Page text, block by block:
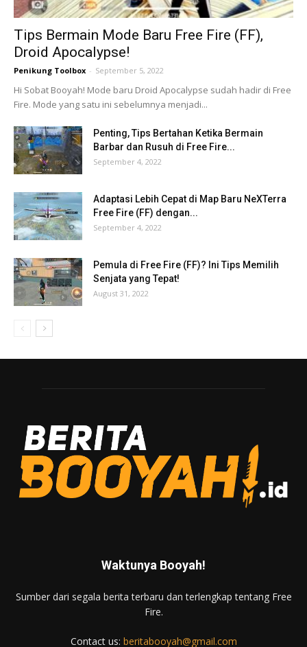
Tips Bermain Mode Baru Free Fire (FF),
Droid Apocalypse!
Penikung Toolbox - September 5, 2022
Hi Sobat Booyah! Mode baru Droid Apocalypse sudah hadir di Free
Fire. Mode yang satu ini sebelumnya menjadi...
Penting, Tips Bertahan Ketika Bermain
Barbar dan Rusuh di Free Fire...
September 4, 2022
Adaptasi Lebih Cepat di Map Baru NeXTerra
Free Fire (FF) dengan...
September 4, 2022
Pemula di Free Fire (FF)? Ini Tips Memilih
Senjata yang Tepat!
August 31, 2022
Waktunya Booyah!
Sumber dari segala berita terbaru dan terlengkap tentang Free
Fire.
Contact us: beritabooyah@gmail.com